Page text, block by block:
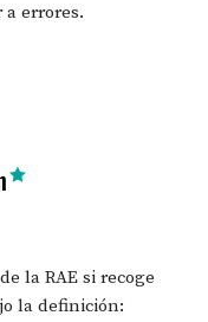
a errores.
says:
la RAE si recoge
la definición: